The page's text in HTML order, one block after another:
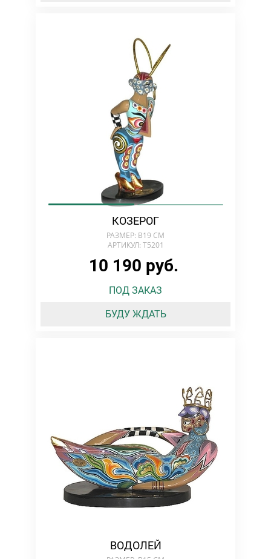
КОЗЕРОГ
РАЗМЕР: В19 СМ
АРТИКУЛ: T5201
10 190 руб.
ПОД ЗАКАЗ
БУДУ ЖДАТЬ
ВОДОЛЕЙ